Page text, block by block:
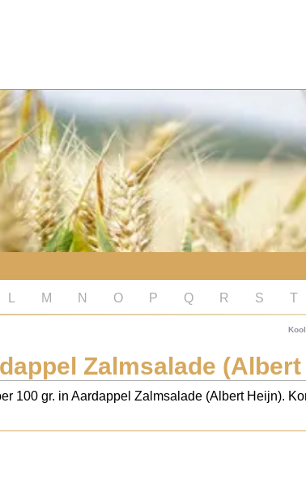
M N O P Q R S T
Zalmsalade (Albert
100 gr. in Aardappel Zalmsalade (Albert Heijn).